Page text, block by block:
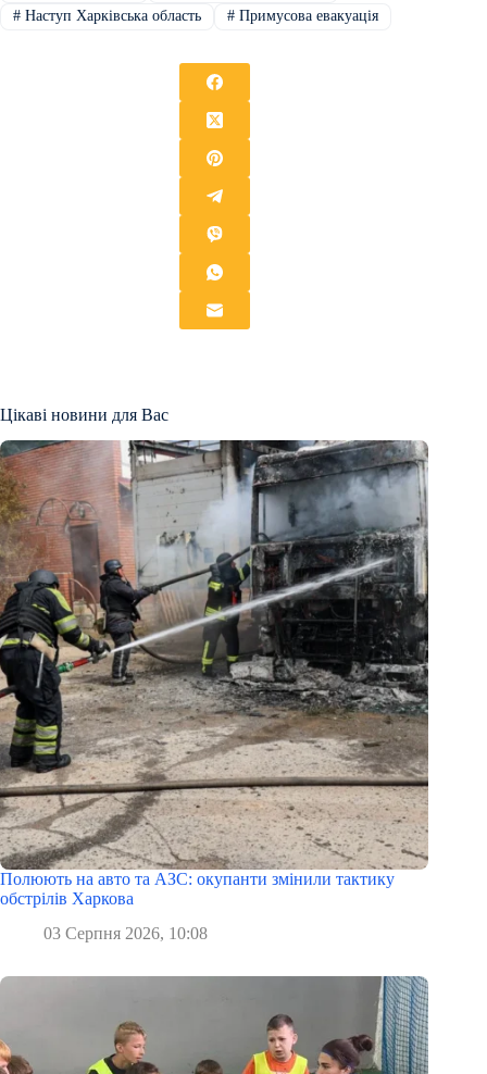
#Наступ Харківська область #Примусова евакуація
Цікаві новини для Вас
Полюють на авто та АЗС: окупанти змінили тактику
обстрілів Харкова
03 Серпня 2026, 10:08